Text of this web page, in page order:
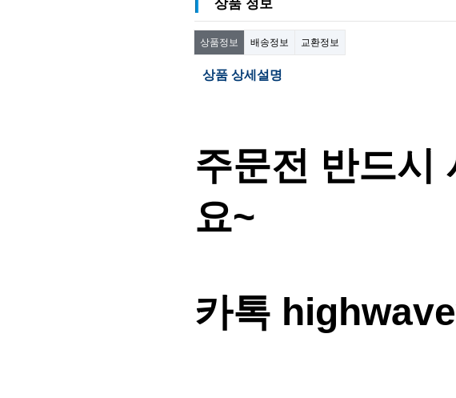
상품 정보
상품정보 배송정보 교환정보
상품 상세설명
주문전 반드시
요~
카톡